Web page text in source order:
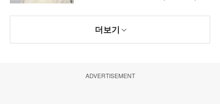
더보기
ADVERTISEMENT